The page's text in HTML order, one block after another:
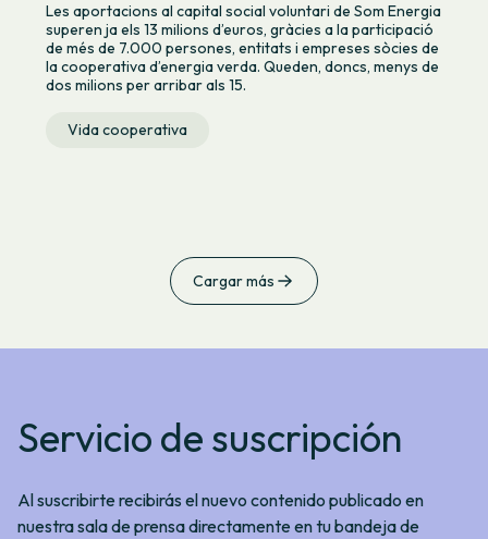
Les aportacions al capital social voluntari de Som Energia
superen ja els 13 milions d’euros, gràcies a la participació
de més de 7.000 persones, entitats i empreses sòcies de
la cooperativa d’energia verda. Queden, doncs, menys de
dos milions per arribar als 15.
Vida cooperativa
Cargar más
Servicio de suscripción
Al suscribirte recibirás el nuevo contenido publicado en
nuestra sala de prensa directamente en tu bandeja de